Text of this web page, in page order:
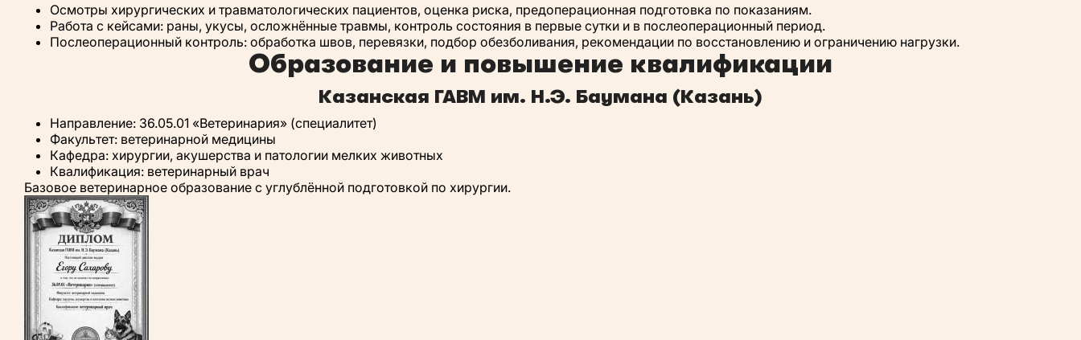
Осмотры хирургических и травматологических пациентов, оценка риска, предоперационная подготовка по показаниям.
Работа с кейсами: раны, укусы, осложнённые травмы, контроль состояния в первые сутки и в послеоперационный период.
Послеоперационный контроль: обработка швов, перевязки, подбор обезболивания, рекомендации по восстановлению и ограничению нагрузки.
Образование и повышение квалификации
Казанская ГАВМ им. Н.Э. Баумана (Казань)
Направление: 36.05.01 «Ветеринария» (специалитет)
Факультет: ветеринарной медицины
Кафедра: хирургии, акушерства и патологии мелких животных
Квалификация: ветеринарный врач
Базовое ветеринарное образование с углублённой подготовкой по хирургии.